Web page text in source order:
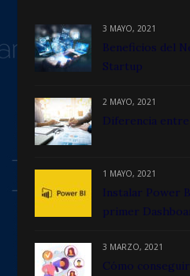
3 MAYO, 2021
Beneficios del
Startup
2 MAYO, 2021
Diferencia
1 MAYO, 2021
Instalar Power
primer
3 MARZO, 2021
Cómo